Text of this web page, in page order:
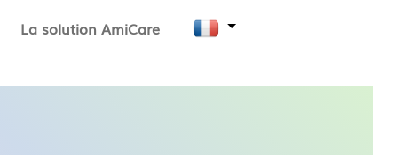
La solution AmiCare